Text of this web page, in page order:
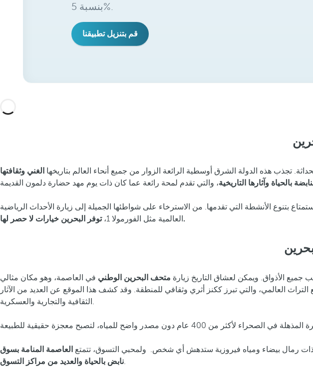
بنسبة 5%.
قم بتنزيل تطبيقنا
تجذب هذه الدولة الشرق أوسطية الرائعة الزوار من جميع أنحاء العالم بتاريخها الغني وثقافتها
بالحياة وآثارها التاريخية
بتنوع الأنشطة التي تقدمها. من الاسترخاء على شواطئها الجميلة إلى زيارة الأحداث الرياضية
العالمية مثل الفورمولا 1، توفر البحرين خيارات لا حصر لها.
جميع الأذواق. ويمكن لعشاق التاريخ زيارة متحف البحرين الوطني في العاصمة، وهو مكان مثالي
التراث العالمي، والتي تبرز ككنز أثري وثقافي للمنطقة. وقد كشف هذا الموقع عن العديد من الآثار
الثقافية والتجارية والعسكرية.
ذات رمال بيضاء ومياه فيروزية ستدهش أي شخص. ولمحبي التسوق، تتمتع العاصمة المنامة بسوق
نابض بالحياة والعديد من مراكز التسوق.